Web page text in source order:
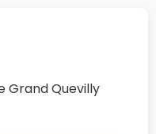
Grand Quevilly